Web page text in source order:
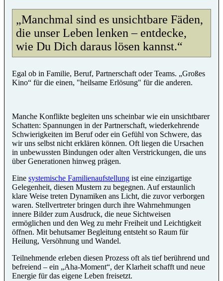
„Manchmal sind es unsichtbare Fäden,
die unser Leben lenken – entdecke,
wie Du Dich daraus lösen kannst.“
Egal ob in Familie, Beruf, Partnerschaft oder Teams. „Großes
Kino“ für die einen, "heilsame Erlösung" für die anderen.
Manche Konflikte begleiten uns scheinbar wie ein unsichtbarer
Schatten: Spannungen in der Partnerschaft, wiederkehrende
Schwierigkeiten im Beruf oder ein Gefühl von Schwere, das
wir uns selbst nicht erklären können. Oft liegen die Ursachen
in unbewussten Bindungen oder alten Verstrickungen, die uns
über Generationen hinweg prägen.
Eine systemische Familienaufstellung ist eine einzigartige
Gelegenheit, diesen Mustern zu begegnen. Auf erstaunlich
klare Weise treten Dynamiken ans Licht, die zuvor verborgen
waren. Stellvertreter bringen durch ihre Wahrnehmungen
innere Bilder zum Ausdruck, die neue Sichtweisen
ermöglichen und den Weg zu mehr Freiheit und Leichtigkeit
öffnen. Mit behutsamer Begleitung entsteht so Raum für
Heilung, Versöhnung und Wandel.
Teilnehmende erleben diesen Prozess oft als tief berührend und
befreiend – ein „Aha-Moment“, der Klarheit schafft und neue
Energie für das eigene Leben freisetzt.